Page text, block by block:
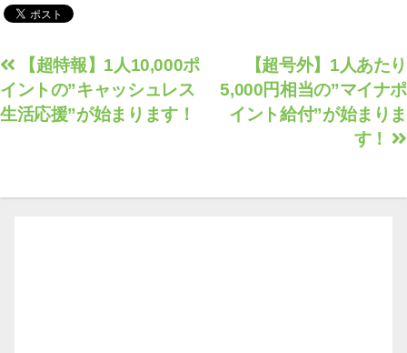
投
稿
ナ
【超号外】1人あたり
5,000円相当の”マイナポ
イント給付”が始まりま
す！
【超特報】1人10,000ポ
イントの”キャッシュレス
生活応援”が始まります！